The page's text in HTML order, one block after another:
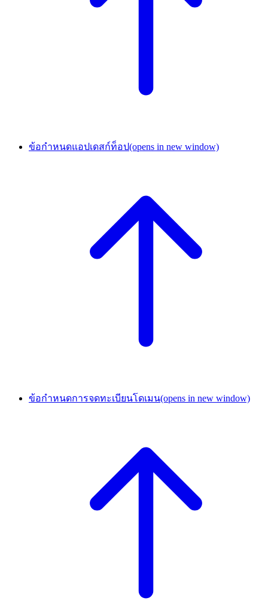
ข้อกำหนดแอปเดสก์ท็อป(opens in new window)
ข้อกำหนดการจดทะเบียนโดเมน(opens in new window)